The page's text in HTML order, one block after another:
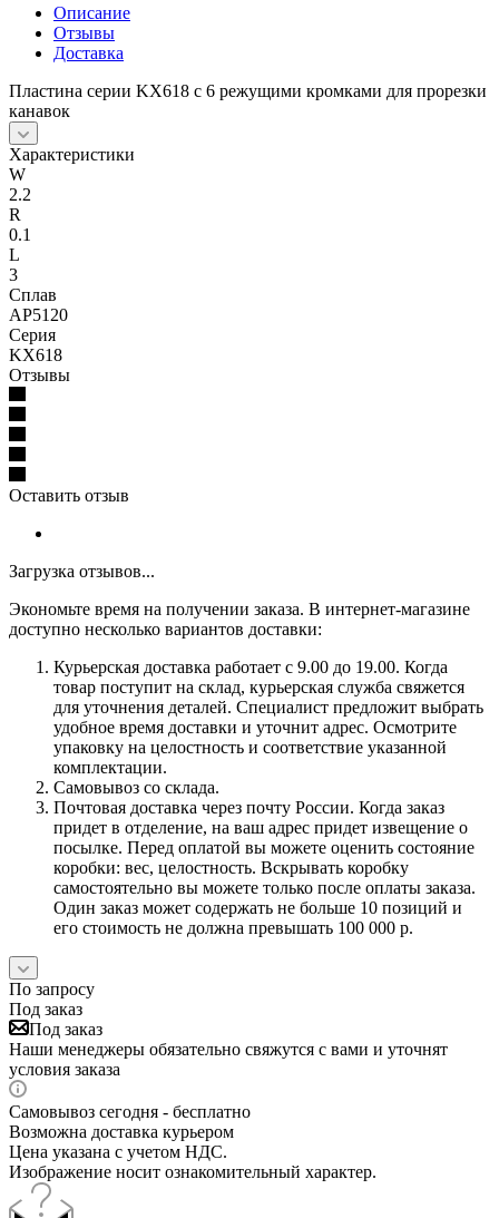
Описание
Отзывы
Доставка
Пластина серии KX618 с 6 режущими кромками для прорезки
канавок
Характеристики
W
2.2
R
0.1
L
3
Сплав
AP5120
Серия
KX618
Отзывы
Оставить отзыв
Загрузка отзывов...
Экономьте время на получении заказа. В интернет-магазине
доступно несколько вариантов доставки:
Курьерская доставка работает с 9.00 до 19.00. Когда
товар поступит на склад, курьерская служба свяжется
для уточнения деталей. Специалист предложит выбрать
удобное время доставки и уточнит адрес. Осмотрите
упаковку на целостность и соответствие указанной
комплектации.
Самовывоз со склада.
Почтовая доставка через почту России. Когда заказ
придет в отделение, на ваш адрес придет извещение о
посылке. Перед оплатой вы можете оценить состояние
коробки: вес, целостность. Вскрывать коробку
самостоятельно вы можете только после оплаты заказа.
Один заказ может содержать не больше 10 позиций и
его стоимость не должна превышать 100 000 р.
По запросу
Под заказ
Под заказ
Наши менеджеры обязательно свяжутся с вами и уточнят
условия заказа
Самовывоз сегодня - бесплатно
Возможна доставка курьером
Цена указана с учетом НДС.
Изображение носит ознакомительный характер.